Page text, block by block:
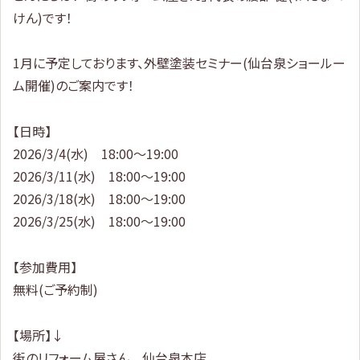
けん)です！
1月に予定しております、外壁塗装セミナー(仙台泉ショールー
ム開催)のご案内です！
【日時】
2026/3/4(水) 18:00～19:00
2026/3/11(水) 18:00～19:00
2026/3/18(水) 18:00～19:00
2026/3/25(水) 18:00～19:00
【参加費用】
無料(ご予約制)
【場所】↓